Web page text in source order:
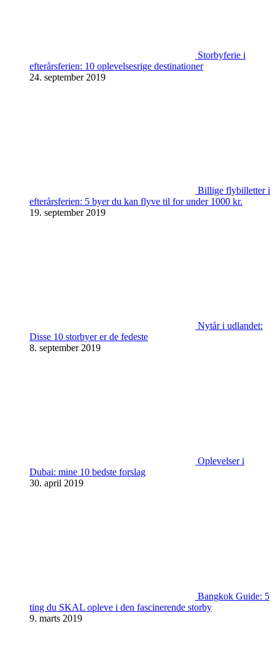
Storbyferie i
efterårsferien: 10 oplevelsesrige destinationer
24. september 2019
Billige flybilletter i
efterårsferien: 5 byer du kan flyve til for under 1000 kr.
19. september 2019
Nytår i udlandet:
Disse 10 storbyer er de fedeste
8. september 2019
Oplevelser i
Dubai: mine 10 bedste forslag
30. april 2019
Bangkok Guide: 5
ting du SKAL opleve i den fascinerende storby
9. marts 2019